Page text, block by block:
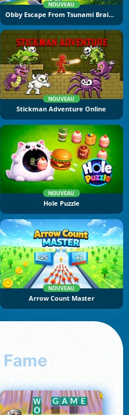
NOUVEAU
Obby Escape From Tsunami Brainrot
NOUVEAU
Stickman Adventure Online
NOUVEAU
Hole Puzzle
NOUVEAU
Arrow Count Master
Fame